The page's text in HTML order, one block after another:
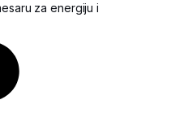
za energiju i